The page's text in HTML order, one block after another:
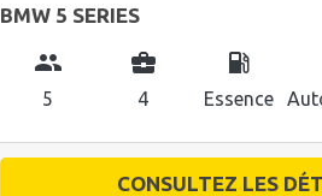
BMW 5 SERIES
group
5
business_center
4
local_gas_station
Essence
CONSULTEZ LES